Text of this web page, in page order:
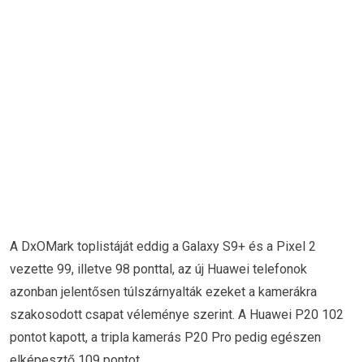
A DxOMark toplistáját eddig a Galaxy S9+ és a Pixel 2
vezette 99, illetve 98 ponttal, az új Huawei telefonok
azonban jelentősen túlszárnyalták ezeket a kamerákra
szakosodott csapat véleménye szerint. A Huawei P20 102
pontot kapott, a tripla kamerás P20 Pro pedig egészen